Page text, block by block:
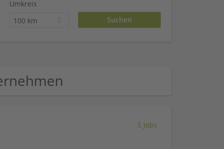
Umkreis
100 km
5 Jobs